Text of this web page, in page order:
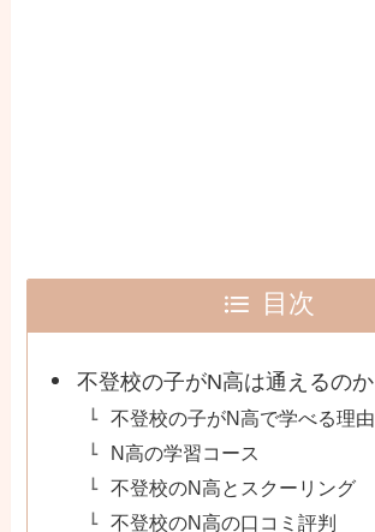
目次
不登校の子がN高は通えるのか
不登校の子がN高で学べる理由
N高の学習コース
不登校のN高とスクーリング
不登校のN高の口コミ評判